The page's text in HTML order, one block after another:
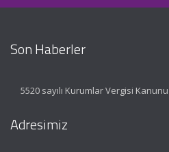
Son Haberler
5520 sayılı Kurumlar Vergisi
Adresimiz